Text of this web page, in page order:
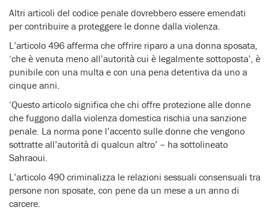
Altri articoli del codice penale dovrebbero essere emendati
per contribuire a proteggere le donne dalla violenza.
L’articolo 496 afferma che offrire riparo a una donna sposata,
‘che è venuta meno all’autorità cui è legalmente sottoposta’, è
punibile con una multa e con una pena detentiva da uno a
cinque anni.
‘Questo articolo significa che chi offre protezione alle donne
che fuggono dalla violenza domestica rischia una sanzione
penale. La norma pone l’accento sulle donne che vengono
sottratte all’autorità di qualcun altro’ – ha sottolineato
Sahraoui.
L’articolo 490 criminalizza le relazioni sessuali consensuali tra
persone non sposate, con pene da un mese a un anno di
carcere.